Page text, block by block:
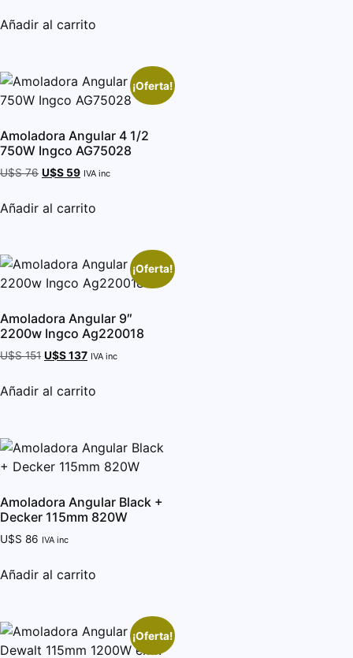
Añadir al carrito
¡Oferta!
Amoladora Angular 4 1/2
750W Ingco AG75028
U$S76 U$S 59 IVA inc
Añadir al carrito
¡Oferta!
Amoladora Angular 9″
2200w Ingco Ag220018
U$S151 U$S137 IVA inc
Añadir al carrito
Amoladora Angular Black +
Decker 115mm 820W
U$S 86 IVA inc
Añadir al carrito
¡Oferta!